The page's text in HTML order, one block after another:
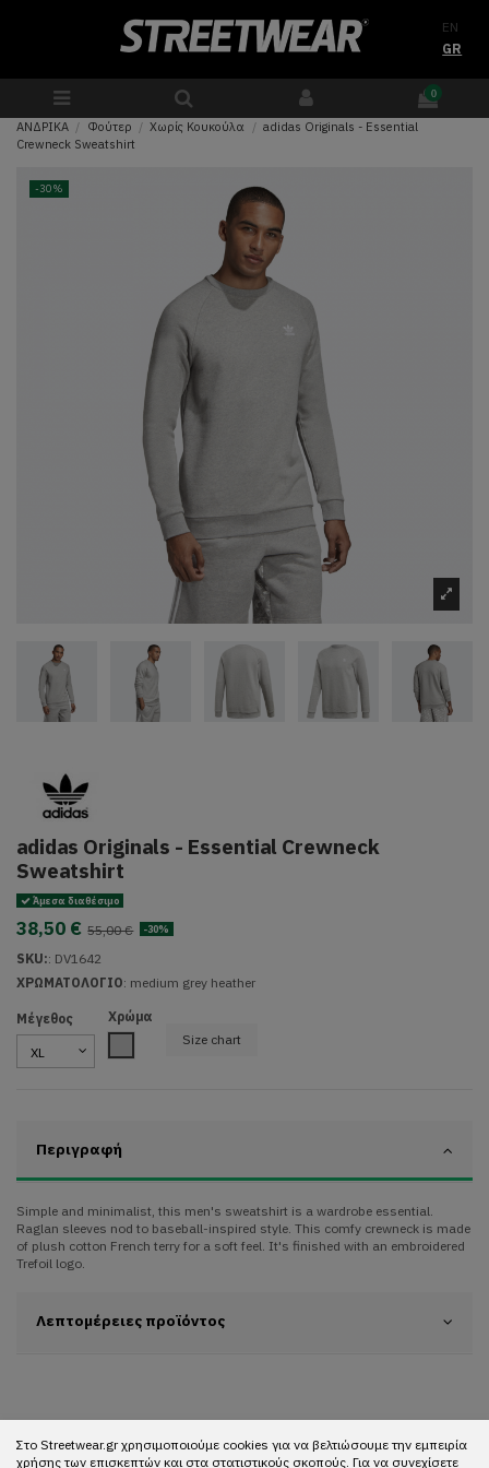
EN
GR
0
ΑΝΔΡΙΚΑ Φούτερ Χωρίς Κουκούλα
adidas Originals - Essential
Crewneck Sweatshirt
-30%
adidas Originals - Essential Crewneck
Sweatshirt
Άμεσα διαθέσιμο
38,50 € 55,00 € -30%
SKU:: DV1642
ΧΡΩΜΑΤΟΛΟΓΙΟ: medium grey heather
Μέγεθος
Χρώμα
Size chart
Περιγραφή
Simple and minimalist, this men's sweatshirt is a wardrobe essential.
Raglan sleeves nod to baseball-inspired style. This comfy crewneck is made
of plush cotton French terry for a soft feel. It's finished with an embroidered
Trefoil logo.
Λεπτομέρειες προϊόντος
Στο Streetwear.gr χρησιμοποιούμε cookies για να βελτιώσουμε την εμπειρία
χρήσης των επισκεπτών και στα στατιστικούς σκοπούς. Για να συνεχίσετε